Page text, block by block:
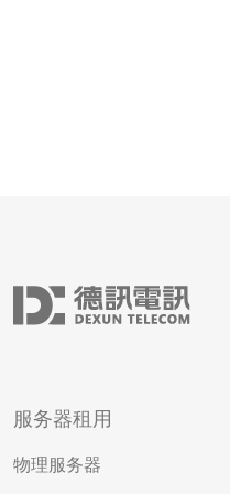
服务器租用
物理服务器